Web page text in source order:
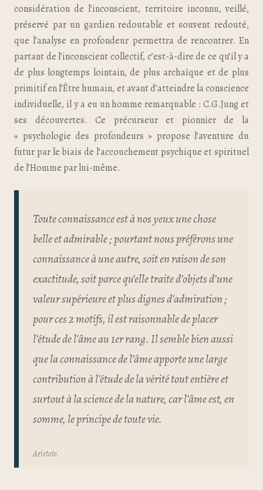
considération de l’inconscient, territoire inconnu, veillé,
préservé par un gardien redoutable et souvent redouté,
que l’analyse en profondeur permettra de rencontrer. En
partant de l’inconscient collectif, c’est-à-dire de ce qu’il y a
de plus longtemps lointain, de plus archaïque et de plus
primitif en l’Être humain, et avant d’atteindre la conscience
individuelle, il y a eu un homme remarquable : C.G.Jung et
ses découvertes. Ce précurseur et pionnier de la
« psychologie des profondeurs » propose l’aventure du
futur par le biais de l’accouchement psychique et spirituel
de l’Homme par lui-même.
Toute connaissance est à nos yeux une chose
belle et admirable ; pourtant nous préférons une
connaissance à une autre, soit en raison de son
exactitude, soit parce qu’elle traite d’objets d’une
valeur supérieure et plus dignes d’admiration ;
pour ces 2 motifs, il est raisonnable de placer
l’étude de l’âme au 1er rang. Il semble bien aussi
que la connaissance de l’âme apporte une large
contribution à l’étude de la vérité tout entière et
surtout à la science de la nature, car l’âme est, en
somme, le principe de toute vie.
Aristote.